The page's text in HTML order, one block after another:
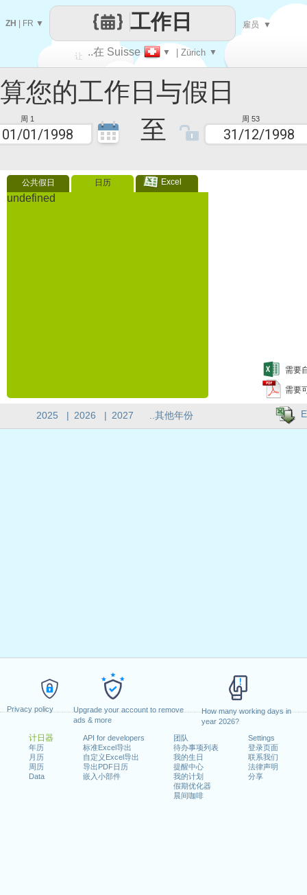
Privacy policy
Upgrade your account to remove
ads & more
How many working days in
year 2026?
计日器
年历
月历
周历
Data
API for developers
标准Excel导出
自定义Excel导出
导出PDF日历
嵌入小部件
团队
待办事项列表
我的生日
提醒中心
我的计划
假期优化器
晨间咖啡
Settings
登录页面
联系我们
法律声明
分享
工作日与假日
周 1 至 周 53
公共假日 日历 Excel
undefined
需要
需要
让
每一天
..在 Suisse ▼ | Zürich ▼
工作日
ZH FR ▼ 雇员 ▼
2025 | 2026 | 2027 ..其他年份